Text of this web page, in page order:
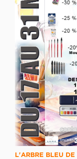
L'ARBRE BLEU DE